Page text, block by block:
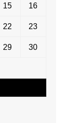
15 16
22 23
29 30